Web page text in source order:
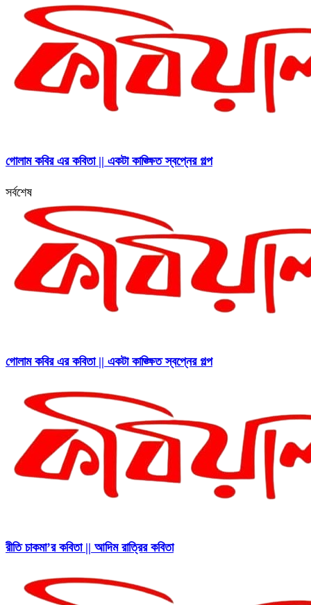
গোলাম কবির এর কবিতা || একটা কাঙ্ক্ষিত স্বপ্নের গল্প
সর্বশেষ
গোলাম কবির এর কবিতা || একটা কাঙ্ক্ষিত স্বপ্নের গল্প
রীতি চাকমা’র কবিতা || আদিম রাত্রির কবিতা